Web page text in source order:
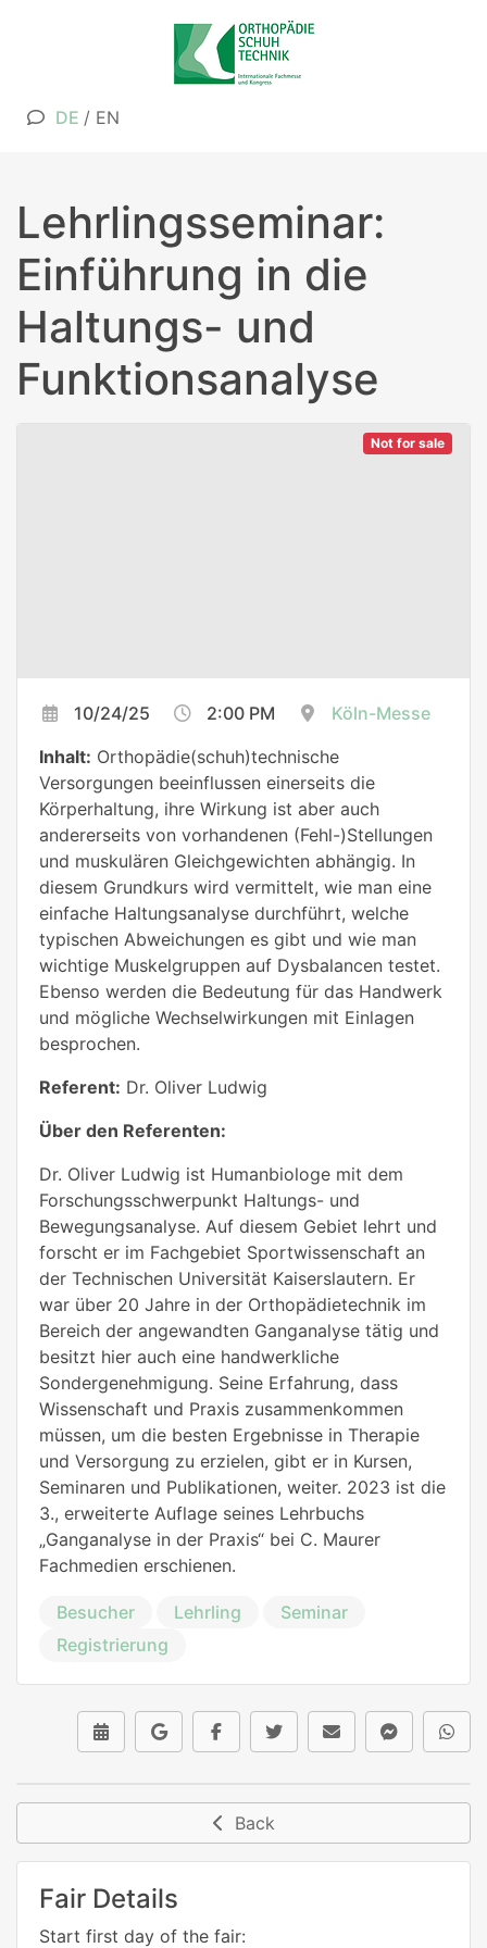
DE / EN
Lehrlingsseminar:
Einführung in die
Haltungs- und
Funktionsanalyse
Not for sale
10/24/25 2:00 PM
Köln-Messe
Inhalt: Orthopädie(schuh)technische
Versorgungen beeinflussen einerseits die
Körperhaltung, ihre Wirkung ist aber auch
andererseits von vorhandenen (Fehl-)Stellungen
und muskulären Gleichgewichten abhängig. In
diesem Grundkurs wird vermittelt, wie man eine
einfache Haltungsanalyse durchführt, welche
typischen Abweichungen es gibt und wie man
wichtige Muskelgruppen auf Dysbalancen testet.
Ebenso werden die Bedeutung für das Handwerk
und mögliche Wechselwirkungen mit Einlagen
besprochen.
Referent: Dr. Oliver Ludwig
Über den Referenten:
Dr. Oliver Ludwig ist Humanbiologe mit dem
Forschungsschwerpunkt Haltungs- und
Bewegungsanalyse. Auf diesem Gebiet lehrt und
forscht er im Fachgebiet Sportwissenschaft an
der Technischen Universität Kaiserslautern. Er
war über 20 Jahre in der Orthopädietechnik im
Bereich der angewandten Ganganalyse tätig und
besitzt hier auch eine handwerkliche
Sondergenehmigung. Seine Erfahrung, dass
Wissenschaft und Praxis zusammenkommen
müssen, um die besten Ergebnisse in Therapie
und Versorgung zu erzielen, gibt er in Kursen,
Seminaren und Publikationen, weiter. 2023 ist die
3., erweiterte Auflage seines Lehrbuchs
„Ganganalyse in der Praxis“ bei C. Maurer
Fachmedien erschienen.
Besucher Lehrling
Seminar
Registrierung
Back
Fair Details
Start first day of the fair: